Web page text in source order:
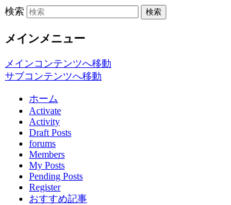
世田谷くみん手帖
ウェブサイトです。
検索
メインメニュー
メインコンテンツへ移動
サブコンテンツへ移動
ホーム
Activate
Activity
Draft Posts
forums
Members
My Posts
Pending Posts
Register
おすすめ記事